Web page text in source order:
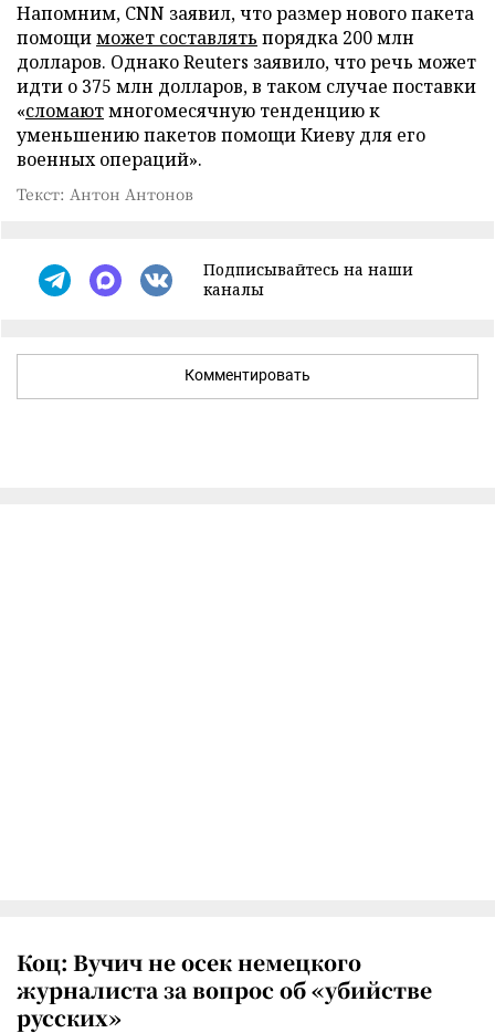
Напомним, CNN заявил, что размер нового пакета
помощиможет составлять порядка 200 млн
долларов. Однако Reuters заявило, что речь может
идти о 375 млн долларов, в таком случае поставки
«сломаютмногомесячную тенденцию к
уменьшению пакетов помощи Киеву для его
военных операций».
Текст: Антон Антонов
Подписывайтесь на наши
каналы
Комментировать
Коц: Вучич не осек немецкого
журналиста за вопрос об «убийстве
русских»